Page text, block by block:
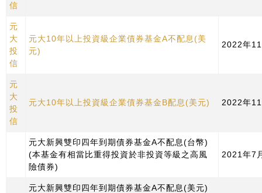
信
元
大
投
信
元大10年以上投資級企業債券基金A不配息(美
元)
2022年
元
大
投
信
元大10年以上投資級企業債券基金B配息(美元) 2022年
元大新興雙印四年到期債券基金A不配息(台幣)
(本基金有相當比重得投資於非投資等級之高風
險債券)
2021年7
元大新興雙印四年到期債券基金A不配息(美元)